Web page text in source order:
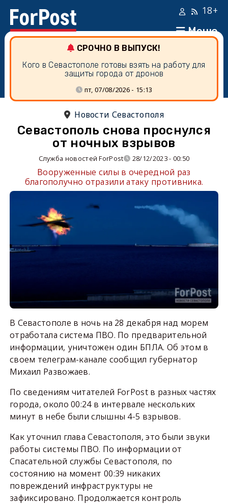
Меню
18+
СРОЧНО В ВЫПУСК!
Кого в Севастополе готовы взять на работу для
защиты города от дронов
пт, 07/08/2026 - 15:13
Новости Севастополя
Севастополь снова проснулся
от ночных взрывов
Служба новостей ForPost 28/12/2023 - 00:50
Вооруженные силы в очередной раз
благополучно отразили атаку противника.
В Севастополе в ночь на 28 декабря над морем
отработала система ПВО. По предварительной
информации, уничтожен один БПЛА. Об этом в
своем телеграм-канале сообщил губернатор
Михаил Развожаев.
По сведениям читателей ForPost в разных частях
города, около 00:24 в интервале нескольких
минут в небе были слышны 4-5 взрывов.
Как уточнил глава Севастополя, это были звуки
работы системы ПВО. По информации от
Спасательной службы Севастополя, по
состоянию на момент 00:39 никаких
повреждений инфраструктуры не
зафиксировано. Продолжается контроль